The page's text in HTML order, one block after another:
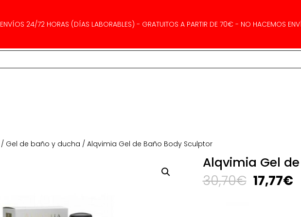
ENVÍOS 24/72 HORAS (DÍAS LABORABLES) - GRATUITOS A PARTIR DE 70€ - NO HACEMOS
/ Gel de baño y ducha / Alqvimia Gel de Baño Body Sculptor
Alqvimia Gel
30,70€ El
precio
17,77€El